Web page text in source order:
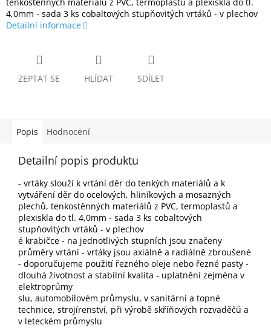
tenkostěnných materiálů z PVC, termoplastů a plexiskla do tl.
4,0mm - sada 3 ks cobaltových stupňovitých vrtáků - v plechov
Detailní informace
ZEPTAT SE HLÍDAT SDÍLET
Popis Hodnocení
Detailní popis produktu
- vrtáky slouží k vrtání děr do tenkých materiálů a k
vytváření děr do ocelových, hliníkových a mosazných
plechů, tenkostěnných materiálů z PVC, termoplastů a
plexiskla do tl. 4,0mm - sada 3 ks cobaltových
stupňovitých vrtáků - v plechov
é krabičce - na jednotlivých stupních jsou značeny
průměry vrtání - vrtáky jsou axiálně a radiálně zbroušené
- doporučujeme použití řezného oleje nebo řezné pasty -
dlouhá životnost a stabilní kvalita - uplatnění zejména v
elektroprůmy
slu, automobilovém průmyslu, v sanitární a topné
technice, strojírenství, při výrobě skříňových rozvaděčů a
v leteckém průmyslu